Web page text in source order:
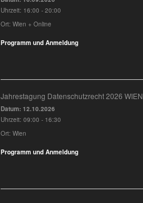
Uhrzeit: 16:00 - 20:00
Ort: Wien + Online
Programm und Anmeldung
Jahrestagung Datenschutzrecht 2026 WIEN
Datum: 12.10.2026
Uhrzeit: 09:00 - 16:30
Ort: Wien
Programm und Anmeldung